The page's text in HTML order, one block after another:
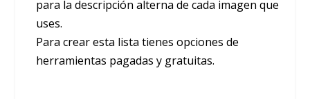
para la descripción alterna de cada imagen que
uses.
Para crear esta lista tienes opciones de
herramientas pagadas y gratuitas.